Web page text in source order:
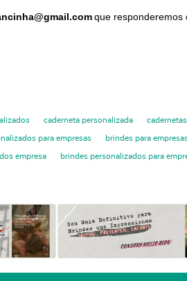
que responderemos
caderneta personalizada
para empresas brindes para
empresa brindes personalizados para